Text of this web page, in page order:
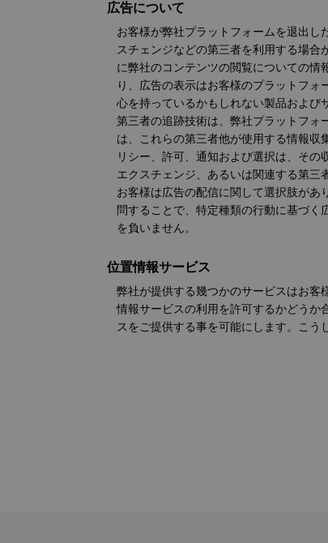
広告について
お客様が弊社プラットフォームを退出し
スチェンジなどの第三者を利用する場
に弊社のコンテンツの閲覧についての
り、広告の表示はお客様のプラットフ
心を持っているかもしれない製品および
第三者の追跡技術は、弊社プラットフォ
は、これらの第三者他が使用する情報
リシー、許可、通知および選択は、そ
エクスチェンジ、あるいは関連する第三
お客様は広告の配信に関して選択肢が
問することで、特定種類の行動に基づ
を負いません。
位置情報サービス
弊社が提供する幾つかのサービスはお客
情報サービスの利用を許可するかどうか
スをご提供する事を可能にします。こう